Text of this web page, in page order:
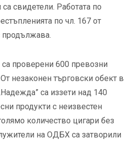
свидетели. Работата по
по чл. 167 от
продължава.
са проверени 600 превозни
незаконен търговски обект в
са иззети над 140
продукти с неизвестен
количество цигари без
на ОДБХ са затворили